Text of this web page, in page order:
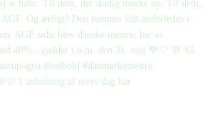
I anledning af mors dag har